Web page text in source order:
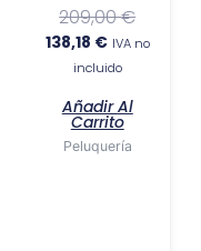
209,00€
138,18 € IVA no
incluido
Añadir Al
Carrito
Peluquería